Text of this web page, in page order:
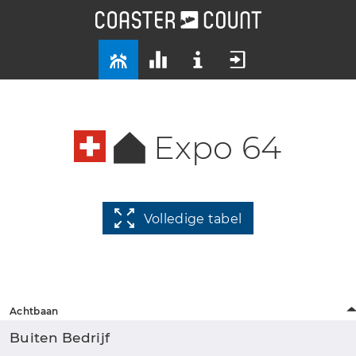
Expo 64
Volledige tabel
Achtbaan
Buiten Bedrijf